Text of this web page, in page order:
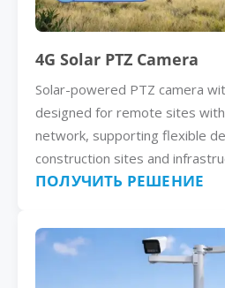
4G Solar PTZ Camera
Solar-powered PTZ camera
designed for remote sites
network, supporting flexible
construction sites and
ПОЛУЧИТЬ РЕШЕНИЕ